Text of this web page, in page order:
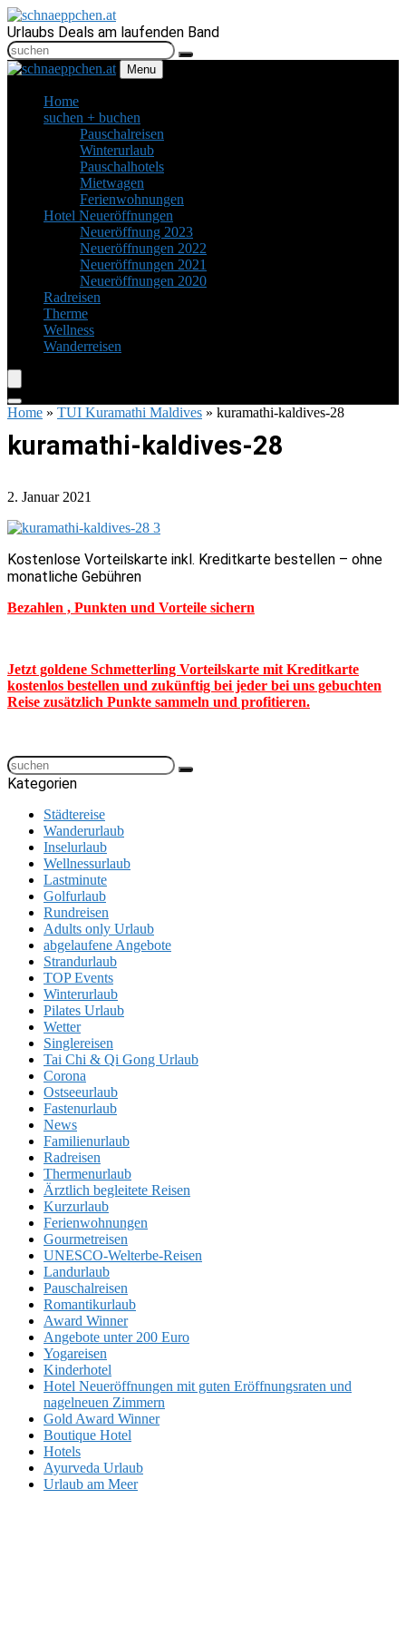
Urlaubs Deals am laufenden Band
Menu
Home
suchen + buchen
Pauschalreisen
Winterurlaub
Pauschalhotels
Mietwagen
Ferienwohnungen
Hotel Neueröffnungen
Neueröffnung 2023
Neueröffnungen 2022
Neueröffnungen 2021
Neueröffnungen 2020
Radreisen
Therme
Wellness
Wanderreisen
Home » TUI Kuramathi Maldives » kuramathi-kaldives-28
kuramathi-kaldives-28
2. Januar 2021
Kostenlose Vorteilskarte inkl. Kreditkarte bestellen – ohne
monatliche Gebühren
Bezahlen , Punkten und Vorteile sichern
Jetzt goldene Schmetterling Vorteilskarte mit Kreditkarte
kostenlos bestellen und zukünftig bei jeder bei uns gebuchten
Reise zusätzlich Punkte sammeln und profitieren.
Kategorien
Städtereise
Wanderurlaub
Inselurlaub
Wellnessurlaub
Lastminute
Golfurlaub
Rundreisen
Adults only Urlaub
abgelaufene Angebote
Strandurlaub
TOP Events
Winterurlaub
Pilates Urlaub
Wetter
Singlereisen
Tai Chi & Qi Gong Urlaub
Corona
Ostseeurlaub
Fastenurlaub
News
Familienurlaub
Radreisen
Thermenurlaub
Ärztlich begleitete Reisen
Kurzurlaub
Ferienwohnungen
Gourmetreisen
UNESCO-Welterbe-Reisen
Landurlaub
Pauschalreisen
Romantikurlaub
Award Winner
Angebote unter 200 Euro
Yogareisen
Kinderhotel
Hotel Neueröffnungen mit guten Eröffnungsraten und
nagelneuen Zimmern
Gold Award Winner
Boutique Hotel
Hotels
Ayurveda Urlaub
Urlaub am Meer